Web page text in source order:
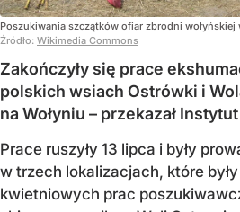
Poszukiwania szczątków ofiar zbrodni wołyńskiej
Źródło: Wikimedia Commons
Zakończyły się prace
polskich wsiach Ostrówki i
na Wołyniu – przekazał
Prace ruszyły 13 lipca i były
w trzech lokalizacjach, które
kwietniowych prac